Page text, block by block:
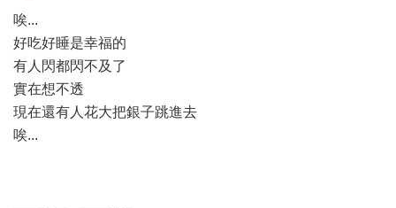
唉...
好吃好睡是幸福的
有人閃都閃不及了
實在想不透
現在還有人花大把銀子跳進去
唉...